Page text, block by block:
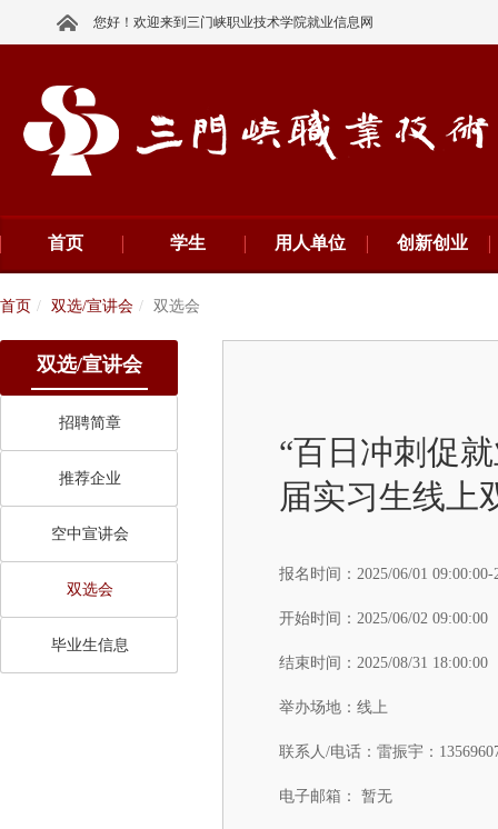
您好！欢迎来到三门峡职业技术学院就业信息网
首页 学生 用人单位 创新创业
首页 双选/宣讲会 双选会
双选/宣讲会
招聘简章
推荐企业
空中宣讲会
双选会
毕业生信息
“百日冲刺促
届实习生线上
报名时间： 2025/06/01
开始时间： 2025/06/02 09:00:00
结束时间： 2025/08/31 18:00:00
举办场地： 线上
联系人/电话： 雷振宇：
电子邮箱： 暂无